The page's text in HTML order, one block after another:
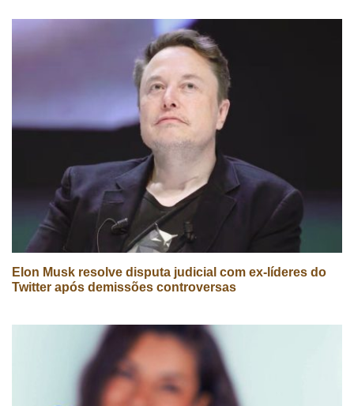
Elon Musk resolve disputa judicial com ex-líderes do
Twitter após demissões controversas